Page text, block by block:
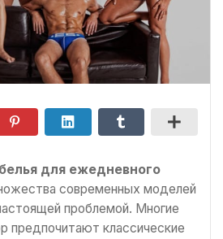
для ежедневного
современных моделей
проблемой. Многие
предпочитают классические